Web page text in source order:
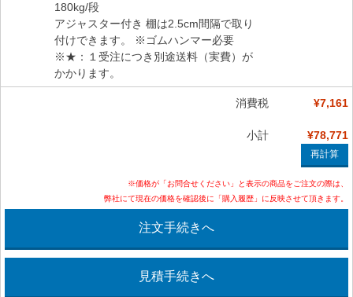
180kg/段
アジャスター付き 棚は2.5cm間隔で取り
付けできます。 ※ゴムハンマー必要
※★：１受注につき別途送料（実費）が
かかります。
消費税 ¥7,161
小計 ¥78,771
※価格が「お問合せください」と表示の商品をご注文の際は、
弊社にて現在の価格を確認後に「購入履歴」に反映させて頂きます。